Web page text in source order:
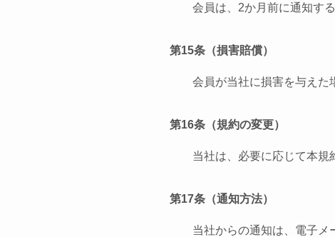
会員は、2か月前に通知す
第15条（損害賠償）
会員が当社に損害を与えた
第16条（規約の変更）
当社は、必要に応じて本規
第17条（通知方法）
当社からの通知は、電子メ